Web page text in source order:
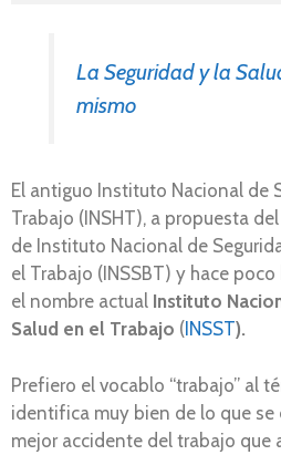
La Seguridad y la
mismo
El antiguo Instituto Nacional de
Trabajo (INSHT), a propuesta
de Instituto Nacional de
el Trabajo (INSSBT) y hace
el nombre actual Instituto
Salud en el Trabajo ( INSST).
Prefiero el vocablo “trabajo” al
identifica muy bien de lo que se
mejor accidente del trabajo que